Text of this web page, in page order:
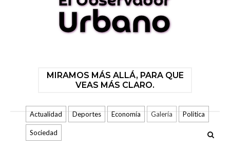
MIRAMOS MÁS ALLÁ, PARA QUE
VEAS MÁS CLARO.
Actualidad Deportes Economía Galería Politica
Sociedad